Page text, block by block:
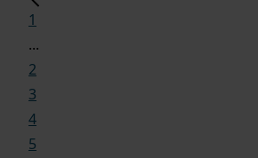
1
...
2
3
4
5